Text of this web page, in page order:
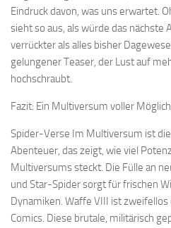
Eindruck davon, was uns erwartet.
sieht so aus, als würde das nächste
verrückter als alles bisher
gelungener Teaser, der Lust auf
hochschraubt.
Fazit: Ein Multiversum voller
Spider-Verse Im Multiversum ist
Abenteuer, das zeigt, wie viel
Multiversums steckt. Die Fülle an
und Star-Spider sorgt für frischen
Dynamiken. Waffe VIII ist
Comics. Diese brutale, militärisch